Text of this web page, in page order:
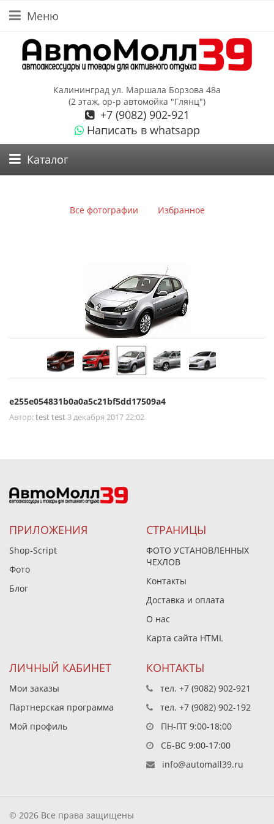
Меню
Калининград ул. Маршала Борзова 48а
(2 этаж, ор-р автомойка "Глянц")
+7 (9082) 902-921
Написать в whatsapp
Каталог
Все фотографии Избранное
e255e054831b0a0a5c21bf5dd17509a4
Автор:test test 3 декабря 2017 22:02
ПРИЛОЖЕНИЯ
Shop-Script
Фото
Блог
СТРАНИЦЫ
ФОТО УСТАНОВЛЕННЫХ
ЧЕХЛОВ
Контакты
Доставка и оплата
О нас
Карта сайта HTML
ЛИЧНЫЙ КАБИНЕТ
Мои заказы
Партнерская программа
Мой профиль
КОНТАКТЫ
тел. +7 (9082) 902-921
тел. +7 (9082) 902-192
ПН-ПТ 9:00-18:00
СБ-ВС 9:00-17:00
info@automall39.ru
© 2026 Все права защищены